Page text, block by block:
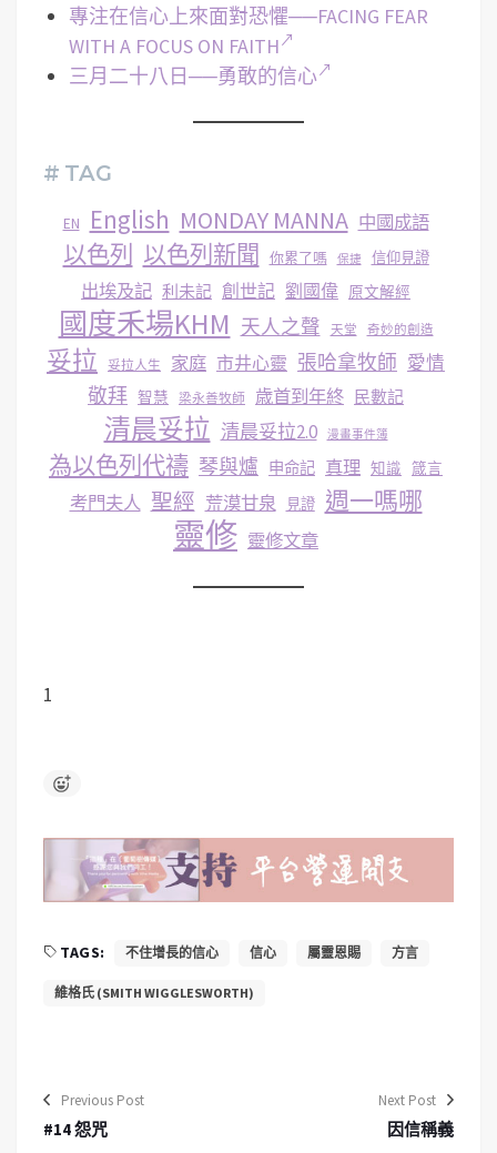
專注在信心上來面對恐懼──FACING FEAR
WITH A FOCUS ON FAITH
三月二十八日──勇敢的信心
# TAG
EN English MONDAY MANNA 中國成語
以色列 以色列新聞 你累了嗎 保捷 信仰見證
出埃及記 利未記 創世記 劉國偉 原文解經
國度禾場KHM 天人之聲 天堂 奇妙的創造
妥拉 妥拉人生 家庭 市井心靈 張哈拿牧師 愛情
敬拜 智慧 梁永善牧師 歳首到年終 民數記
清晨妥拉 清晨妥拉2.0 漫畫事件簿
為以色列代禱 琴與爐 申命記 真理 知識 箴言
考門夫人 聖經 荒漠甘泉 見證 週一嗎哪
靈修 靈修文章
1
TAGS: 不住增長的信心 信心 屬靈恩賜 方言
維格氏 (SMITH WIGGLESWORTH)
Previous Post
#14 怨咒
Next Post
因信稱義